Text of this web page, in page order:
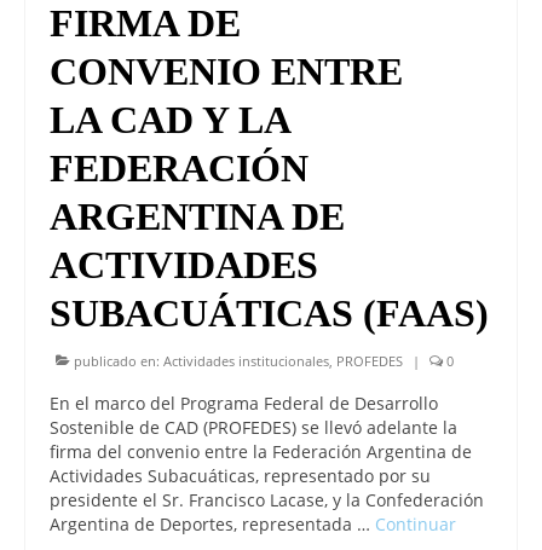
FIRMA DE
CONVENIO ENTRE
LA CAD Y LA
FEDERACIÓN
ARGENTINA DE
ACTIVIDADES
SUBACUÁTICAS (FAAS)
publicado en: Actividades institucionales, PROFEDES | 0
En el marco del Programa Federal de Desarrollo
Sostenible de CAD (PROFEDES) se llevó adelante la
firma del convenio entre la Federación Argentina de
Actividades Subacuáticas, representado por su
presidente el Sr. Francisco Lacase, y la Confederación
Argentina de Deportes, representada … Continuar